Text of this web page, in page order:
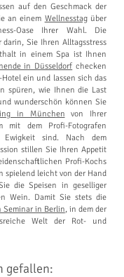
auf den Geschmack der
an einem Wellnesstagüber
Oase Ihrer Wahl. Die
Sie Ihren Alltagsstress
in einem Spa ist Ihnen
in Düsseldorf checken
ein und lassen sich das
spüren, wie Ihnen die Last
wunderschön können Sie
in München von Ihrer
mit dem Profi-Fotografen
sind. Nach dem
stillen Sie Ihren Appetit
Profi-Kochs
leicht von der Hand
die Speisen in geselliger
Wein. Damit Sie stets die
Seminar in Berlin, in dem der
Welt der Rot- und
gefallen: